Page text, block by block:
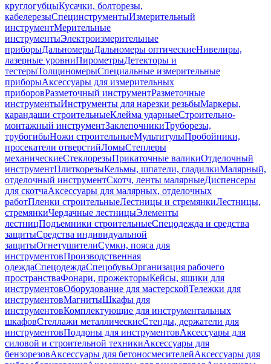
круглогубцыКусачки, болторезы,
кабелерезыСпецинструментыИзмерительный
инструментМерительные
инструментыЭлектроизмерительные
приборыДальномерыДальномеры оптическиеНивелиры,
лазерные уровниПирометрыДетекторы и
тестерыТолщиномерыСпециальные измерительные
приборыАксессуары для измерительных
приборовРазметочный инструментРазметочные
инструментыИнструменты для нарезки резьбыМаркеры,
карандаши строительныеКлейма ударныеСтроительно-
монтажный инструментЗаклепочникиТруборезы,
трубогибыНожи строительныеМультитулыПробойники,
просекатели отверстийЛомыСтеплеры
механическиеСтеклорезыПрикаточные валикиОтделочный
инструментПлиткорезыКельмы, шпатели, гладилкиМалярный,
отделочный инструментСкотч, ленты малярныеДиспенсеры
для скотчаАксессуары для малярных, отделочных
работПленки строительныеЛестницы и стремянкиЛестницы,
стремянкиЧердачные лестницыЭлементы
лестницПодъемники строительныеСпецодежда и средства
защитыСредства индивидуальной
защитыОгнетушителиСумки, пояса для
инструментовПроизводственная
одеждаСпецодеждаСпецобувьОрганизация рабочего
пространстваФонари, прожекторыКейсы, ящики для
инструментовОборудование для мастерскойТележки для
инструментовМагнитыШкафы для
инструментовКомплектующие для инструментальных
шкафовСтеллажи металлическиеСтенды, держатели для
инструментовПоддоны для инструментовАксессуары для
силовой и строительной техникиАксессуары для
бензорезовАксессуары для бетоносмесителейАксессуары для